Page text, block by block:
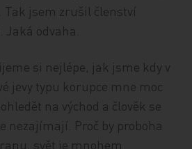
Tak jsem zrušil členství
Jaká odvaha.
si nejlépe, jak jsme kdy v
jevy typu korupce mne moc
na východ a člověk se
nezajímají. Proč by proboha
svět je mnohem